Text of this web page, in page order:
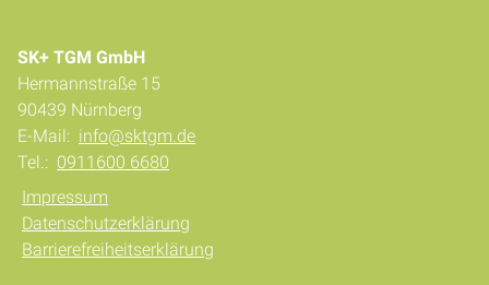
SK+ TGM GmbH
Hermannstraße 15
90439 Nürnberg
E-Mail: info@sktgm.de
Tel.: 0911600 6680
Impressum
Datenschutzerklärung
Barrierefreiheitserklärung